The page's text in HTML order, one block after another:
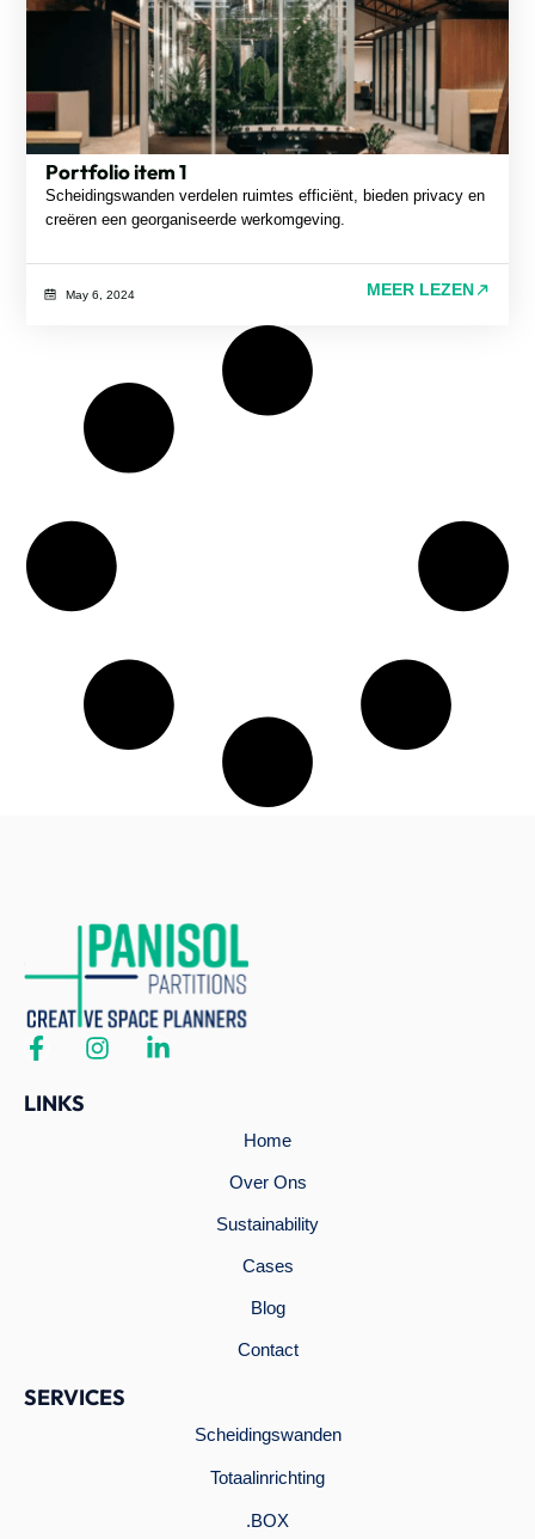
Portfolio item 1
Scheidingswanden verdelen ruimtes efficiënt, bieden privacy en
creëren een georganiseerde werkomgeving.
May 6, 2024 MEER LEZEN
LINKS
Home
Over Ons
Sustainability
Cases
Blog
Contact
SERVICES
Scheidingswanden
Totaalinrichting
.BOX